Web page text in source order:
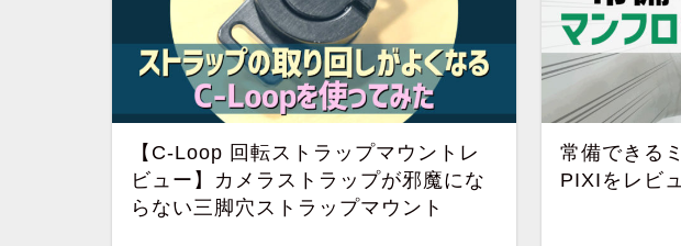
【C-Loop 回転ストラップマウントレ
ビュー】カメラストラップが邪魔にな
らない三脚穴ストラップマウント
常備できる
PIXIをレビ